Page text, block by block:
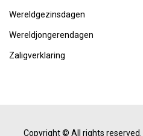
Wereldgezinsdagen
Wereldjongerendagen
Zaligverklaring
Copyright © All rights reserved.